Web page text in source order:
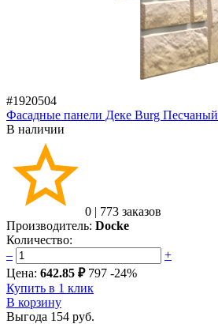
#1920504
Фасадные панели Деке Burg Песчаный
В наличии
0 | 773 заказов
Производитель: Docke
Количество:
–
+
Цена: 642.85 ₽ 797 -24%
Купить в 1 клик
В корзину
Выгода 154 руб.